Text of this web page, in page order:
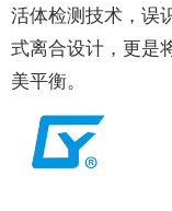
活体检测技术，误
式离合设计，更是
美平衡。